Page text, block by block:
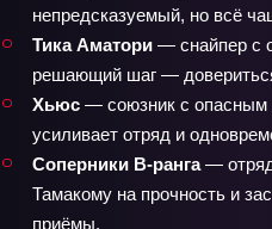
непредсказуемый, но всё
Тика Аматори — снайпер с
решающий шаг —
Хьюс — союзник с опасным
усиливает отряд и
Соперники B-ранга—
Тамакому на прочность и
приёмы.